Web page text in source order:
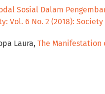
Sosial Dalam
Vol. 6 No. 2 (2018): Society
Laura, The Manifestation